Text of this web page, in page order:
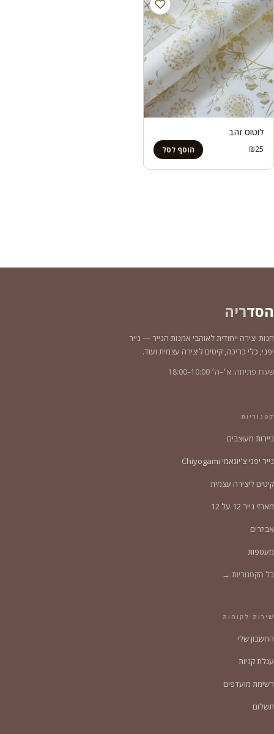
לוטוס זהב
₪25 הוסף לסל
הסדריה
חנות יצירה ייחודית לאוהבי אמנות הנייר — נייר
יפני, כלי כריכה, קיטים ליצירה עצמית ועוד.
שעות פתיחה: א׳–ה׳ 10:00–18:00
קטגוריות
ניירות מעוצבים
נייר יפני צ'יוגאמי Chiyogami
קיטים ליצירה עצמית
מארזי נייר 12 על 12
אביזרים
מעטפות
כל הקטגוריות →
שירות לקוחות
החשבון שלי
עגלת קניות
רשימת מועדפים
תשלום